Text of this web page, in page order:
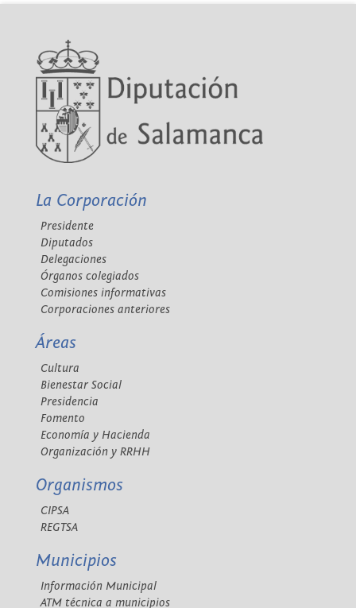
La Corporación
Presidente
Diputados
Delegaciones
Órganos colegiados
Comisiones informativas
Corporaciones anteriores
Áreas
Cultura
Bienestar Social
Presidencia
Fomento
Economía y Hacienda
Organización y RRHH
Organismos
CIPSA
REGTSA
Municipios
Información Municipal
ATM técnica a municipios